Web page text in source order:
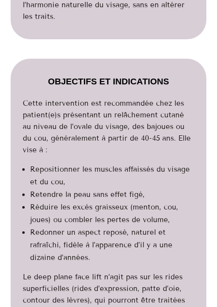
l’harmonie naturelle du visage, sans en altérer
les traits.
OBJECTIFS ET INDICATIONS
Cette intervention est recommandée chez les
patient(e)s présentant un relâchement cutané
au niveau de l’ovale du visage, des bajoues ou
du cou, généralement à partir de 40-45 ans. Elle
vise à :
Repositionner les muscles affaissés du visage
et du cou,
Retendre la peau sans effet figé,
Réduire les excès graisseux (menton, cou,
joues) ou combler les pertes de volume,
Redonner un aspect reposé, naturel et
rafraîchi, fidèle à l’apparence d’il y a une
dizaine d’années.
Le deep plane face lift n’agit pas sur les rides
superficielles (rides d’expression, patte d’oie,
contour des lèvres), qui pourront être traitées